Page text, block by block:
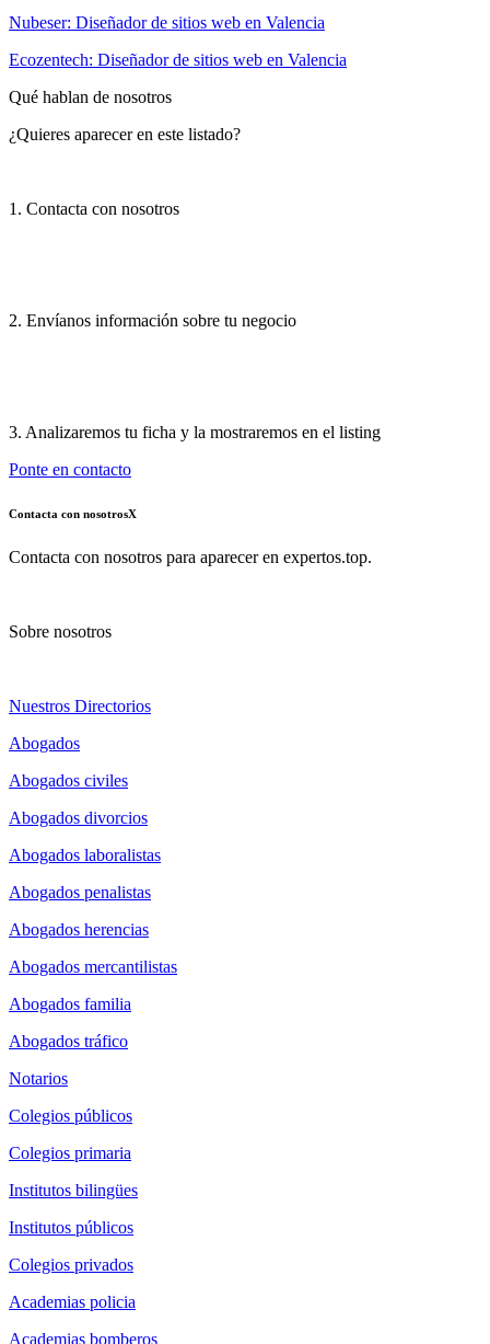
Nubeser: Diseñador de sitios web en Valencia
Ecozentech: Diseñador de sitios web en Valencia
Qué hablan de nosotros
¿Quieres aparecer en este listado?
1. Contacta con nosotros
2. Envíanos información sobre tu negocio
3. Analizaremos tu ficha y la mostraremos en el listing
Ponte en contacto
Contacta con nosotrosX
Contacta con nosotros para aparecer en expertos.top.
Sobre nosotros
Nuestros Directorios
Abogados
Abogados civiles
Abogados divorcios
Abogados laboralistas
Abogados penalistas
Abogados herencias
Abogados mercantilistas
Abogados familia
Abogados tráfico
Notarios
Colegios públicos
Colegios primaria
Institutos bilingües
Institutos públicos
Colegios privados
Academias policia
Academias bomberos